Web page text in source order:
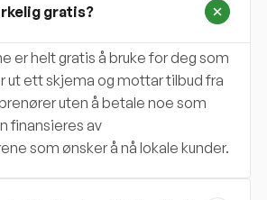
gratis?
er helt gratis å bruke for deg som
ut ett skjema og mottar tilbud fra
uten å betale noe som
finansieres av
som ønsker å nå lokale kunder.